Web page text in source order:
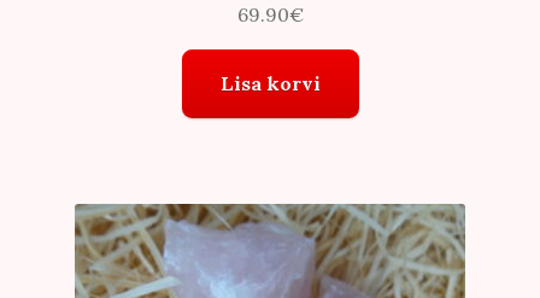
69.90€
Lisa korvi